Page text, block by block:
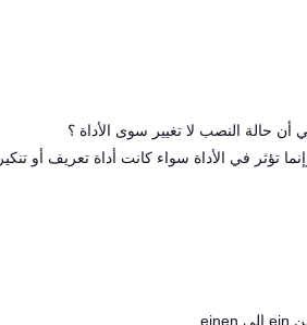
تؤثر في الأداة سواء كانت أداة تعريف أو تنكير